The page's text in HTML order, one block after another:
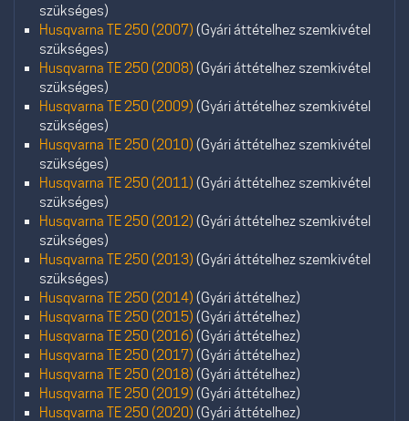
szükséges)
Husqvarna TE 250 (2007) (Gyári áttételhez szemkivétel
szükséges)
Husqvarna TE 250 (2008) (Gyári áttételhez szemkivétel
szükséges)
Husqvarna TE 250 (2009) (Gyári áttételhez szemkivétel
szükséges)
Husqvarna TE 250 (2010) (Gyári áttételhez szemkivétel
szükséges)
Husqvarna TE 250 (2011) (Gyári áttételhez szemkivétel
szükséges)
Husqvarna TE 250 (2012) (Gyári áttételhez szemkivétel
szükséges)
Husqvarna TE 250 (2013) (Gyári áttételhez szemkivétel
szükséges)
Husqvarna TE 250 (2014) (Gyári áttételhez)
Husqvarna TE 250 (2015) (Gyári áttételhez)
Husqvarna TE 250 (2016) (Gyári áttételhez)
Husqvarna TE 250 (2017) (Gyári áttételhez)
Husqvarna TE 250 (2018) (Gyári áttételhez)
Husqvarna TE 250 (2019) (Gyári áttételhez)
Husqvarna TE 250 (2020) (Gyári áttételhez)